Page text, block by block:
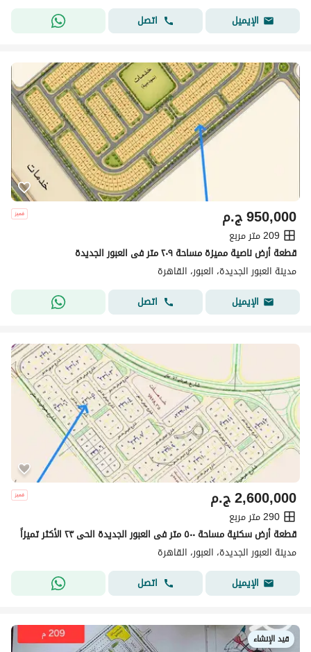
الإيميل
اتصل
ج.م950,000
209 متر مربع
قطعة أرض ناصية مميزة مساحة ٢٠٩ متر فى العبور الجديدة
مدينة العبور الجديدة، العبور، القاهرة
الإيميل
اتصل
ج.م2,600,000
290 متر مربع
قطعة أرض سكنية مساحة ٥٠٠ متر فى العبور الجديدة الحى ٢٣ الأكثر تميزاً
مدينة العبور الجديدة، العبور، القاهرة
الإيميل
اتصل
قيد الإنشاء